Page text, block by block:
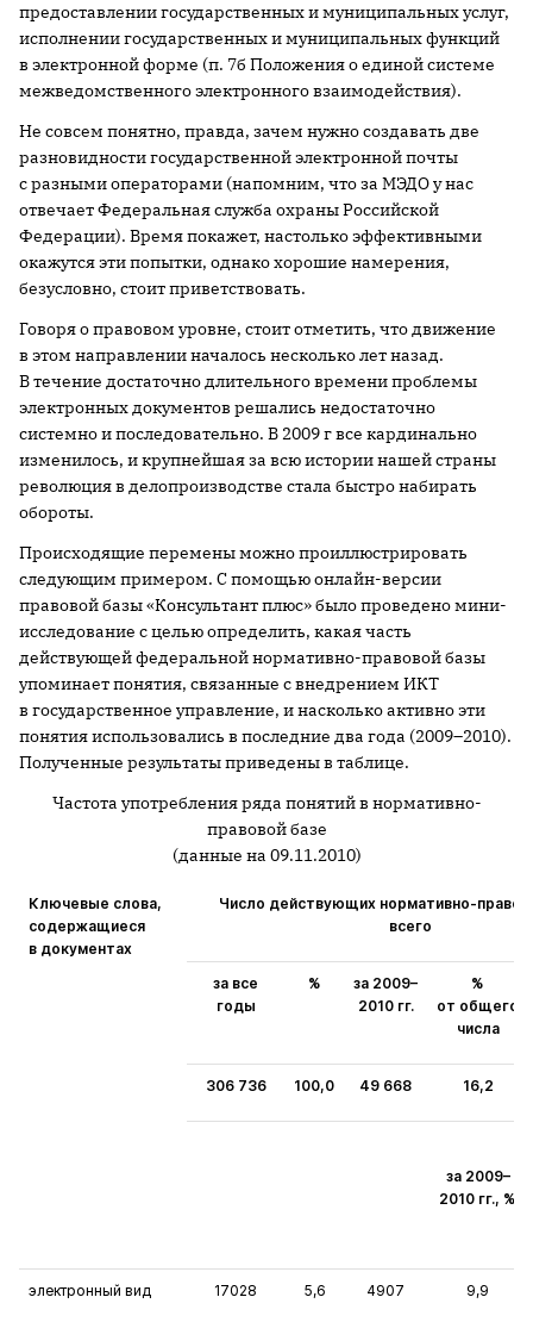
предоставлении государственных и муниципальных услуг,
исполнении государственных и муниципальных функций
в электронной форме (п. 7б Положения о единой системе
межведомственного электронного взаимодействия).
Не совсем понятно, правда, зачем нужно создавать две
разновидности государственной электронной почты
с разными операторами (напомним, что за МЭДО у нас
отвечает Федеральная служба охраны Российской
Федерации). Время покажет, настолько эффективными
окажутся эти попытки, однако хорошие намерения,
безусловно, стоит приветствовать.
Говоря о правовом уровне, стоит отметить, что движение
в этом направлении началось несколько лет назад.
В течение достаточно длительного времени проблемы
электронных документов решались недостаточно
системно и последовательно. В 2009 г все кардинально
изменилось, и крупнейшая за всю истории нашей страны
революция в делопроизводстве стала быстро набирать
обороты.
Происходящие перемены можно проиллюстрировать
следующим примером. С помощью онлайн-версии
правовой базы «Консультант плюс» было проведено мини-
исследование с целью определить, какая часть
действующей федеральной нормативно-правовой базы
упоминает понятия, связанные с внедрением ИКТ
в государственное управление, и насколько активно эти
понятия использовались в последние два года (2009–2010).
Полученные результаты приведены в таблице.
Частота употребления ряда понятий в нормативно-
правовой базе
(данные на 09.11.2010)
Ключевые слова,
содержащиеся
в документах
Число действующих нормативно-
всего
за все
годы
%
за 2009–
2010 гг.
%
от общего
числа
306 736 100,0 49 668 16,2
за 2009–
2010 гг., %
электронный вид 17028 5,6 4907 9,9